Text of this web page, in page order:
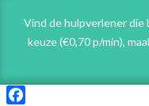
content
Vind de hulpverlener die
keuze (€0,70 p/min),